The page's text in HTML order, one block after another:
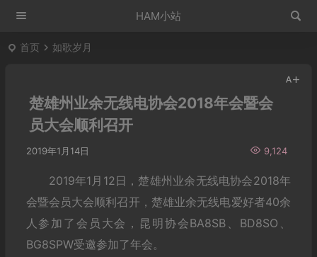
HAM小站
首页 如歌岁月
楚雄州业余无线电协会2018年会暨会
员大会顺利召开
2019年1月14日 9,124
2019年1月12日，楚雄州业余无线电协会2018年
会暨会员大会顺利召开，楚雄业余无线电爱好者40余
人参加了会员大会，昆明协会BA8SB、BD8SO、
BG8SPW受邀参加了年会。